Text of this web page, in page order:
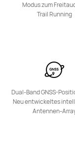
Modus zum
Trail Running
Dual-Band GNSS-
Neu entwickeltes
Antennen-